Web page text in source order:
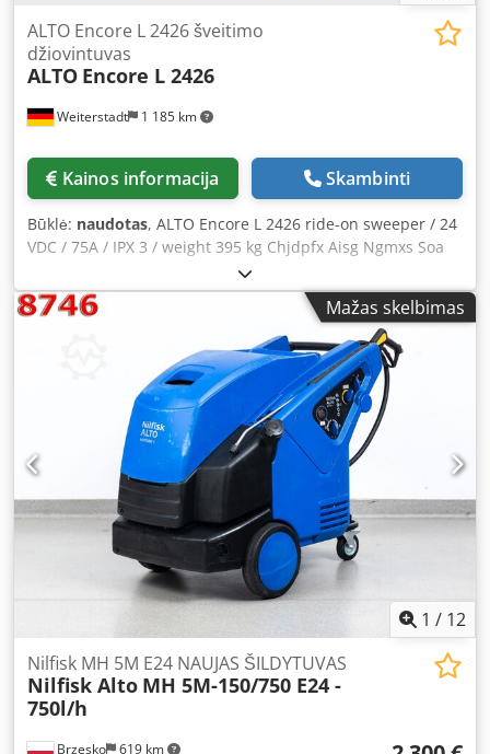
Weiterstadt 1 185 km
ALTO Encore L 2426 šveitimo
džiovintuvas
ALTO Encore L 2426
Kainos informacija Skambinti
Būklė: naudotas, ALTO Encore L 2426 ride-on sweeper / 24
VDC / 75A / IPX 3 / weight 395 kg Chjdpfx Aisg Ngmxs Soa
Mažas skelbimas
1 / 12
Brzesko 619 km
Nilfisk MH 5M E24 NAUJAS ŠILDYTUVAS
Nilfisk Alto MH 5M-150/750 E24 -
750l/h